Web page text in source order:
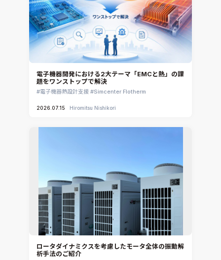
電子機器開発における2大テーマ「EMCと熱」の課
題をワンストップで解決
電子機器熱設計支援 Simcenter Flotherm
2026.07.15 Hiromitsu Nishikori
ロータダイナミクスを考慮したモータ全体の振動解
析手法のご紹介